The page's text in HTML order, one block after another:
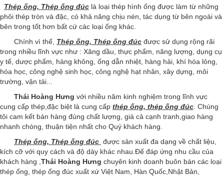
Thép ống, Thép ống đúc là loại thép hình ống được làm từ những
phôi thép tròn và đặc, có khả năng chịu nén, tác dụng từ bên ngoài và
bên trong tốt hơn bất cứ các loại ống khác.
Chính vì thế, Thép ống, Thép ống đúc được sử dụng rộng rãi
trong nhiều lĩnh vực như : Xăng dầu, thực phẩm, năng lượng, dụng cụ
y tế, dược phẩm, hàng không, ống dẫn nhiệt, hàng hải, khí hóa lỏng,
hóa học, công nghệ sinh học, công nghệ hạt nhân, xây dựng, môi
trường, vận tải...
Thái Hoàng Hưng với nhiều năm kinh nghiệm trong lĩnh vực
cung cấp thép,đặc biệt là cung cấp thép ống, thép ống đúc . Chúng
tôi cam kết bán hàng đúng chất lượng, giá cả cạnh tranh,giao hàng
nhanh chóng, thuận tiện nhất cho Quý khách hàng.
Thép ống, Thép ống đúc được sản xuất đa dạng về chất liệu,
kích cỡ với quy cách và độ dày khác nhau.Đế đáp ứng nhu cầu của
khách hàng , Thái Hoàng Hưng chuyên kinh doanh buôn bán các loại
thép ống, thép ống đúc xuất xứ Việt Nam, Hàn Quốc,Nhật Bản,